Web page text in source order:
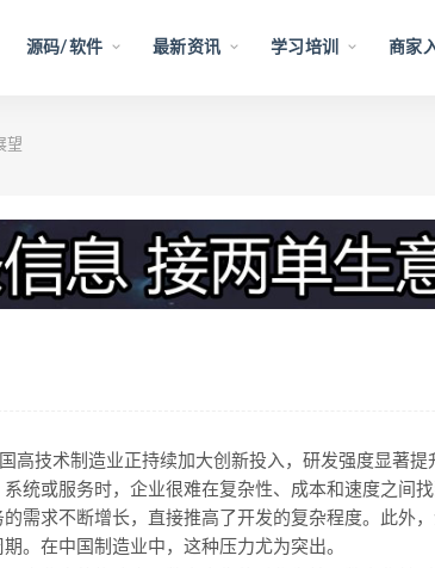
源码/软件 最新资讯 学习培训 商家
望
高技术制造业正持续加大创新投入，研发强度显著提
统或服务时，企业很难在复杂性、成本和速度之间
需求不断增长，直接推高了开发的复杂程度。此外
。在中国制造业中，这种压力尤为突出。